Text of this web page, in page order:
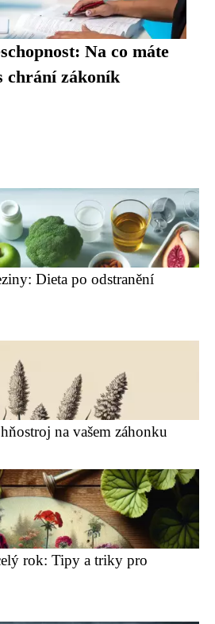
Na co máte
chrání zákoník
Dieta po odstranění
na vašem záhonku
rok: Tipy a triky pro